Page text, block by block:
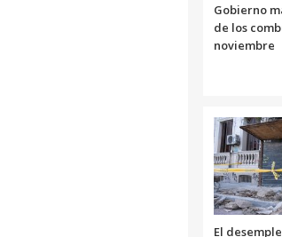
Gobierno
de los
noviembre
El